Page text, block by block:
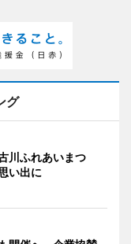
グ
川ふれあいまつ
い出に